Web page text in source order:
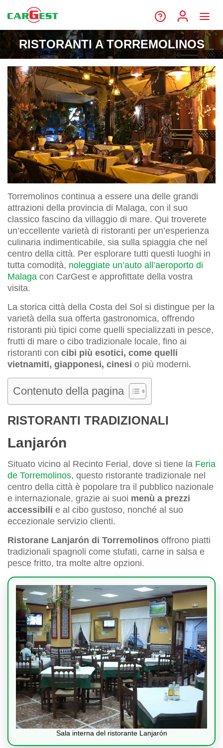
RISTORANTI A TORREMOLINOS
Torremolinos continua a essere una delle grandi
attrazioni della provincia di Malaga, con il suo
classico fascino da villaggio di mare. Qui troverete
un’eccellente varietà di ristoranti per un’esperienza
culinaria indimenticabile, sia sulla spiaggia che nel
centro della città. Per esplorare tutti questi luoghi in
tutta comodità, noleggiate un’auto all’aeroporto di
Malaga con CarGest e approfittate della vostra
visita.
La storica città della Costa del Sol si distingue per la
varietà della sua offerta gastronomica, offrendo
ristoranti più tipici come quelli specializzati in pesce,
frutti di mare o cibo tradizionale locale, fino ai
ristoranti con cibi più esotici, come quelli
vietnamiti, giapponesi, cinesi o più moderni.
Contenuto della pagina
RISTORANTI TRADIZIONALI
Lanjarón
Situato vicino al Recinto Ferial, dove si tiene la Feria
de Torremolinos, questo ristorante tradizionale nel
centro della città è popolare tra il pubblico nazionale
e internazionale, grazie ai suoi menù a prezzi
accessibili e al cibo gustoso, nonché al suo
eccezionale servizio clienti.
Ristorane Lanjarón di Torremolinos offrono piatti
tradizionali spagnoli come stufati, carne in salsa e
pesce fritto, tra molte altre opzioni.
Sala interna del ristorante Lanjarón